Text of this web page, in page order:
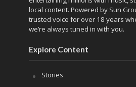
local content. Powered by Sun
trusted voice for over 18 years
we’re always tuned in with you.
Explore Content
Stories